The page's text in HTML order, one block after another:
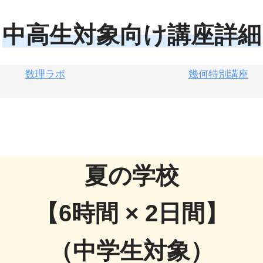
中高生対象向け講座詳細
数理ラボ 幾何特別講座
夏の学校
【6時間 × 2日間】
（中学生対象）